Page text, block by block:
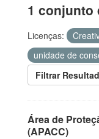
1 conjunto
Licenças:
unidade de
Filtrar
Área de
(APACC)